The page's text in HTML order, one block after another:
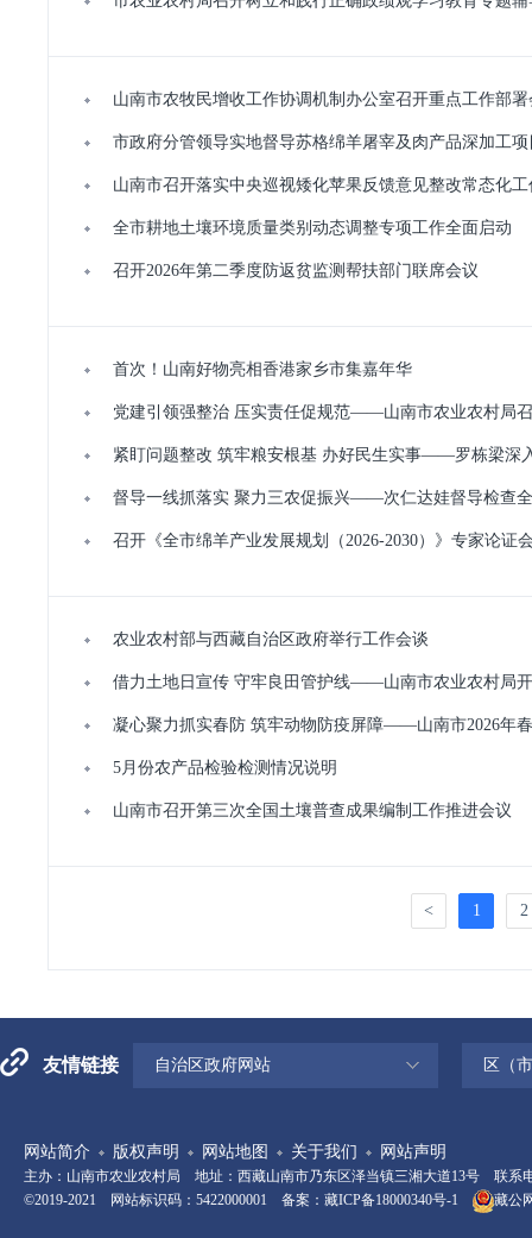
山南市农牧民增收工作协调机制办公室召开重点工作部署
市政府分管领导实地督导苏格绵羊屠宰及肉产品深加工
山南市召开落实中央巡视矮化苹果反馈意见整改常态化
全市耕地土壤环境质量类别动态调整专项工作全面启动
召开2026年第二季度防返贫监测帮扶部门联席会议
首次！山南好物亮相香港家乡市集嘉年华
党建引领强整治 压实责任促规范——山南市农业农村局
紧盯问题整改 筑牢粮安根基 办好民生实事——罗栋梁深
督导一线抓落实 聚力三农促振兴——次仁达娃督导检查
召开《全市绵羊产业发展规划（2026-2030）》专家论证
农业农村部与西藏自治区政府举行工作会谈
借力土地日宣传 守牢良田管护线——山南市农业农村局
凝心聚力抓实春防 筑牢动物防疫屏障——山南市2026年
5月份农产品检验检测情况说明
山南市召开第三次全国土壤普查成果编制工作推进会议
< 1 2
友情链接 自治区政府网站 区（
网站简介 版权声明 网站地图 关于我们 网站声明
主办：山南市农业农村局 地址：西藏山南市乃东区泽当镇三湘大道13号 联系电
©2019-2021 网站标识码：5422000001 备案： 藏ICP备18000340号-1 藏公